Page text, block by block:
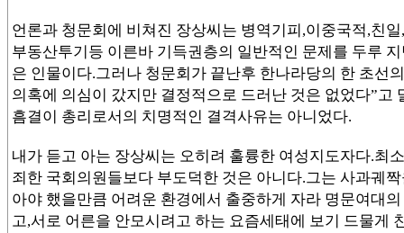
언론과 청문회에 비쳐진 장상씨는 병역기피,이중국적,친
부동산투기등 이른바 기득권층의 일반적인 문제를 두루
은 인물이다.그러나 청문회가 끝난후 한나라당의 한 초선
의혹에 의심이 갔지만 결정적으로 드러난 것은 없었다”고
흠결이 총리로서의 치명적인 결격사유는 아니었다.
내가 듣고 아는 장상씨는 오히려 훌륭한 여성지도자다.최
죄한 국회의원들보다 부도덕한 것은 아니다.그는 사과궤
아야 했을만큼 어려운 환경에서 출중하게 자라 명문여대
고,서로 어른을 안모시려고 하는 요즘세태에 보기 드물게